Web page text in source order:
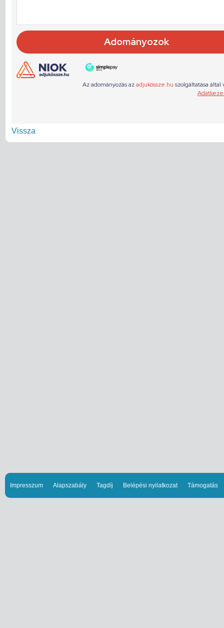
Vissza
Impresszum Alapszabály Tagdíj Belépési nyilatkozat Támogatás